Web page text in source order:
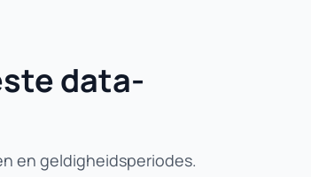
data-
en geldigheidsperiodes.